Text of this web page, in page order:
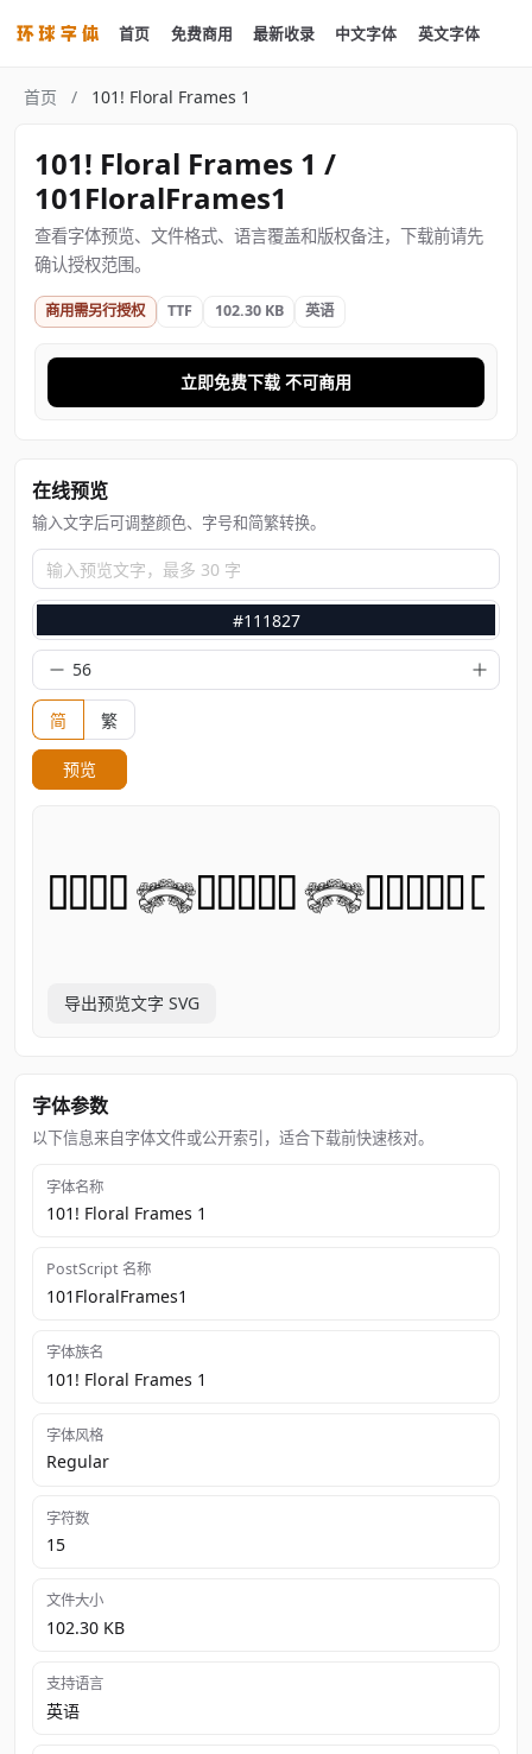
首页 免费商用 最新收录 中文字体 英文字体
首页 / 101! Floral Frames 1
101! Floral Frames 1 /
101FloralFrames1
查看字体预览、文件格式、语言覆盖和版权备注，下载前请先
确认授权范围。
商用需另行授权 TTF 102.30 KB 英语
立即免费下载 不可商用
在线预览
输入文字后可调整颜色、字号和简繁转换。
输入预览文字，最多 30 字
#111827
简 繁
预览
导出预览文字 SVG
字体参数
以下信息来自字体文件或公开索引，适合下载前快速核对。
字体名称
101! Floral Frames 1
PostScript 名称
101FloralFrames1
字体族名
101! Floral Frames 1
字体风格
Regular
字符数
15
文件大小
102.30 KB
支持语言
英语